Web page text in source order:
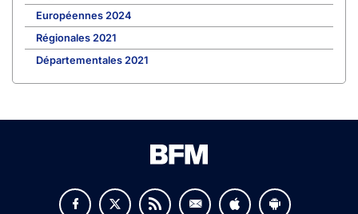
Européennes 2024
Régionales 2021
Départementales 2021